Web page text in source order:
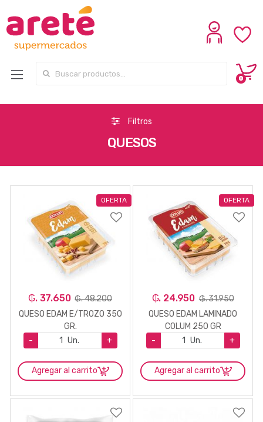
Search for:
0
Filtros
QUESOS
OFERTA
₲. 37.650 ₲. 48.200
QUESO EDAM E/TROZO 350
GR.
-
Un. +
Agregar al carrito
OFERTA
₲. 24.950 ₲. 31.950
QUESO EDAM LAMINADO
COLUM 250 GR
-
Un. +
Agregar al carrito